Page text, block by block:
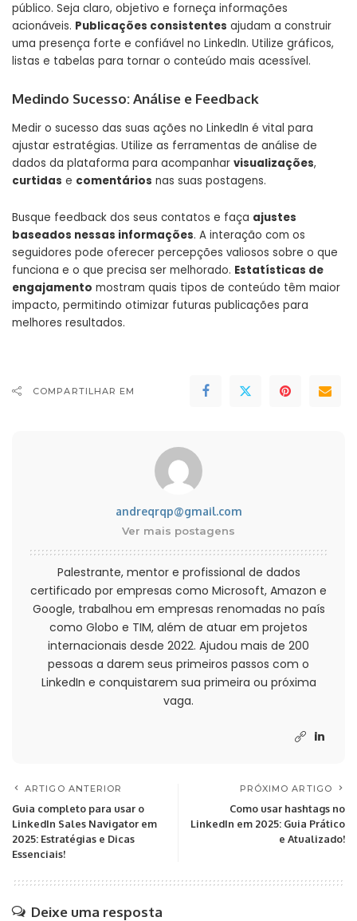
público. Seja claro, objetivo e forneça informações
acionáveis. Publicações consistentes ajudam a construir
uma presença forte e confiável no LinkedIn. Utilize gráficos,
listas e tabelas para tornar o conteúdo mais acessível.
Medindo Sucesso: Análise e Feedback
Medir o sucesso das suas ações no LinkedIn é vital para
ajustar estratégias. Utilize as ferramentas de análise de
dados da plataforma para acompanhar visualizações,
curtidas e comentários nas suas postagens.
Busque feedback dos seus contatos e faça ajustes
baseados nessas informações. A interação com os
seguidores pode oferecer percepções valiosos sobre o que
funciona e o que precisa ser melhorado. Estatísticas de
engajamento mostram quais tipos de conteúdo têm maior
impacto, permitindo otimizar futuras publicações para
melhores resultados.
COMPARTILHAR EM
andreqrqp@gmail.com
Ver mais postagens
Palestrante, mentor e profissional de dados
certificado por empresas como Microsoft, Amazon e
Google, trabalhou em empresas renomadas no país
como Globo e TIM, além de atuar em projetos
internacionais desde 2022. Ajudou mais de 200
pessoas a darem seus primeiros passos com o
LinkedIn e conquistarem sua primeira ou próxima
vaga.
ARTIGO ANTERIOR
Guia completo para usar o
LinkedIn Sales Navigator em
2025: Estratégias e Dicas
Essenciais!
PRÓXIMO ARTIGO
Como usar hashtags no
LinkedIn em 2025: Guia Prático
e Atualizado!
Deixe uma resposta